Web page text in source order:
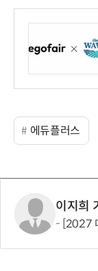
에듀플러스
이지희
[2027 대입 집